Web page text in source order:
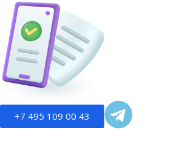
пластик
Хит
+7 495 109 00 43